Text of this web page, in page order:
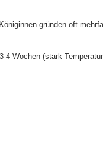
gründen oft
Wochen (stark